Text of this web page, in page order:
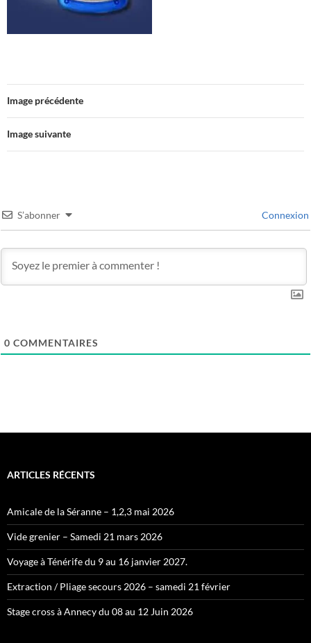
Image précédente
Image suivante
S’abonner Connexion
0 COMMENTAIRES
ARTICLES RÉCENTS
Amicale de la Séranne – 1,2,3 mai 2026
Vide grenier – Samedi 21 mars 2026
Voyage à Ténérife du 9 au 16 janvier 2027.
Extraction / Pliage secours 2026 – samedi 21 février
Stage cross à Annecy du 08 au 12 Juin 2026